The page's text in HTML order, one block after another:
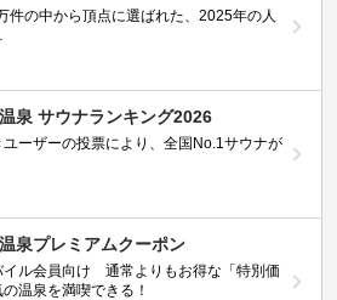
件の中から頂点に選ばれた、2025年の人
泉 サウナランキング2026
ユーザーの投票により、全国No.1サウナが
泉プレミアムクーポン
イル会員向け 通常よりもお得な「特別価
温泉を満喫できる！